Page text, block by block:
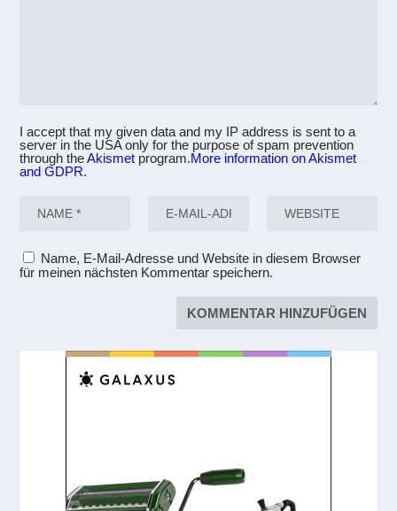
I accept that my given data and my IP address is sent to a
server in the USA only for the purpose of spam prevention
through theAkismet program.More information on Akismet
and GDPR.
Name, E-Mail-Adresse und Website in diesem Browser
für meinen nächsten Kommentar speichern.